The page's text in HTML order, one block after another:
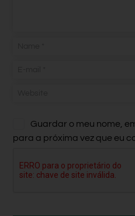
Guardar o meu nome,
para a próxima vez que eu